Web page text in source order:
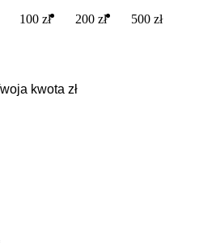
100 zł 200 zł 500 zł